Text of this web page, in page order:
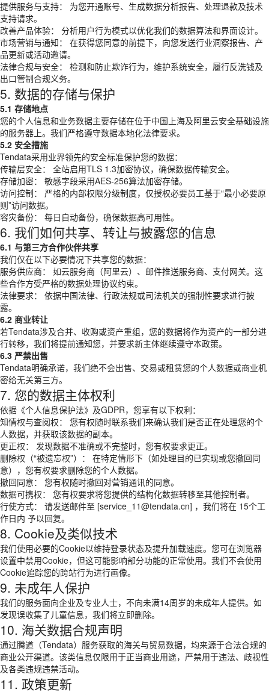
提供服务与支持： 为您开通账号、生成数据分析报告、处理退款及技术
支持请求。
改善产品体验： 分析用户行为模式以优化我们的数据算法和界面设计。
市场营销与通知： 在获得您同意的前提下，向您发送行业洞察报告、产
品更新或活动邀请。
法律合规与安全： 检测和防止欺诈行为，维护系统安全，履行反洗钱及
出口管制合规义务。
5. 数据的存储与保护
5.1 存储地点
您的个人信息和业务数据主要存储在位于中国上海及阿里云安全基础设施
的服务器上。我们严格遵守数据本地化法律要求。
5.2 安全措施
Tendata采用业界领先的安全标准保护您的数据：
传输层安全： 全站启用TLS 1.3加密协议，确保数据传输安全。
存储加密： 敏感字段采用AES-256算法加密存储。
访问控制： 严格的内部权限分级制度，仅授权必要员工基于“最小必要原
则”访问数据。
容灾备份： 每日自动备份，确保数据高可用性。
6. 我们如何共享、转让与披露您的信息
6.1 与第三方合作伙伴共享
我们仅在以下必要情况下共享您的数据：
服务供应商： 如云服务商（阿里云）、邮件推送服务商、支付网关。这
些合作方受严格的数据处理协议约束。
法律要求： 依据中国法律、行政法规或司法机关的强制性要求进行披
露。
6.2 商业转让
若Tendata涉及合并、收购或资产重组，您的数据将作为资产的一部分进
行转移，我们将提前通知您，并要求新主体继续遵守本政策。
6.3 严禁出售
Tendata明确承诺，我们绝不会出售、交易或租赁您的个人数据或商业机
密给无关第三方。
7. 您的数据主体权利
依据《个人信息保护法》及GDPR，您享有以下权利：
知情权与查阅权： 您有权随时联系我们来确认我们是否正在处理您的个
人数据，并获取该数据的副本。
更正权： 发现数据不准确或不完整时，您有权要求更正。
删除权（“被遗忘权”）： 在特定情形下（如处理目的已实现或您撤回同
意），您有权要求删除您的个人数据。
撤回同意： 您有权随时撤回对营销通讯的同意。
数据可携权： 您有权要求将您提供的结构化数据转移至其他控制者。
行使方式： 请发送邮件至 [service_11@tendata.cn] ，我们将在 15个工
作日内 予以回复。
8. Cookie及类似技术
我们使用必要的Cookie以维持登录状态及提升加载速度。您可在浏览器
设置中禁用Cookie，但这可能影响部分功能的正常使用。我们不会使用
Cookie追踪您的跨站行为进行画像。
9. 未成年人保护
我们的服务面向企业及专业人士，不向未满14周岁的未成年人提供。如
发现误收集了儿童信息，我们将立即删除。
10. 海关数据合规声明
通过腾道（Tendata）服务获取的海关与贸易数据，均来源于合法合规的
商业公开渠道。该类信息仅限用于正当商业用途，严禁用于违法、歧视性
及各类违规违禁活动。
11. 政策更新